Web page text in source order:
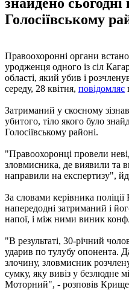
Голосіївському
Правоохоронні органи
уродженця одного із сіл
області, який убив і
середу, 28 квітня, повідомляє
Затриманий у скоєному
убитого, тіло якого було
Голосіївському районі.
"Правоохоронці провели
зловмисника, де виявили та
направили на експертизу",
За словами керівника
напередодні затриманий і
напої, і між ними виник
"В результаті, 30-річний
ударив по тулубу опонента.
злочину, зловмисник
сумку, яку вивіз у безлюдне
Моторний", - розповів